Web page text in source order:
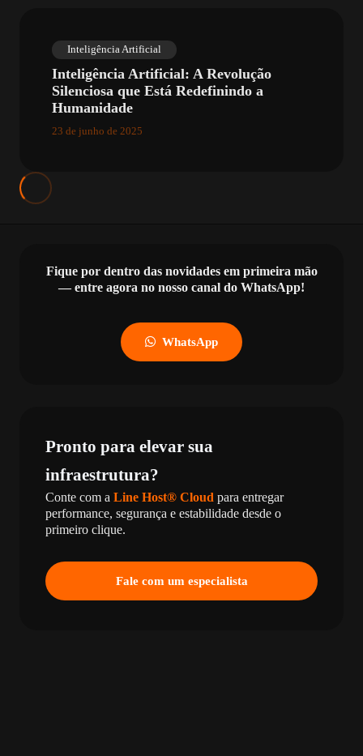
Inteligência Artificial
Inteligência Artificial: A Revolução
Silenciosa que Está Redefinindo a
Humanidade
23 de junho de 2025
Fique por dentro das novidades em primeira mão
— entre agora no nosso canal do WhatsApp!
WhatsApp
Pronto para elevar sua
infraestrutura?
Conte com a Line Host® Cloud para entregar
performance, segurança e estabilidade desde o
primeiro clique.
Fale com um especialista